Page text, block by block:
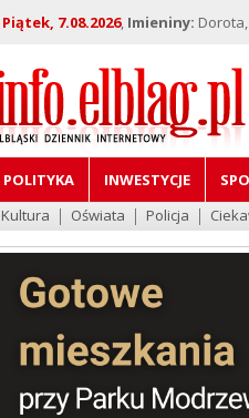
Piątek, 7.08.2026, Imieniny:
POLITYKA INWESTYCJE
Kultura
Oświata Policja